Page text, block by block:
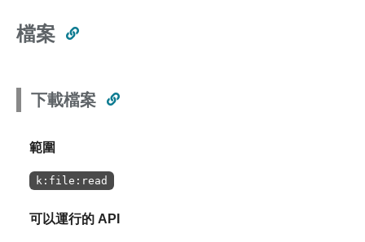
檔案
下載檔案
範圍
k:file:read
可以運行的 API